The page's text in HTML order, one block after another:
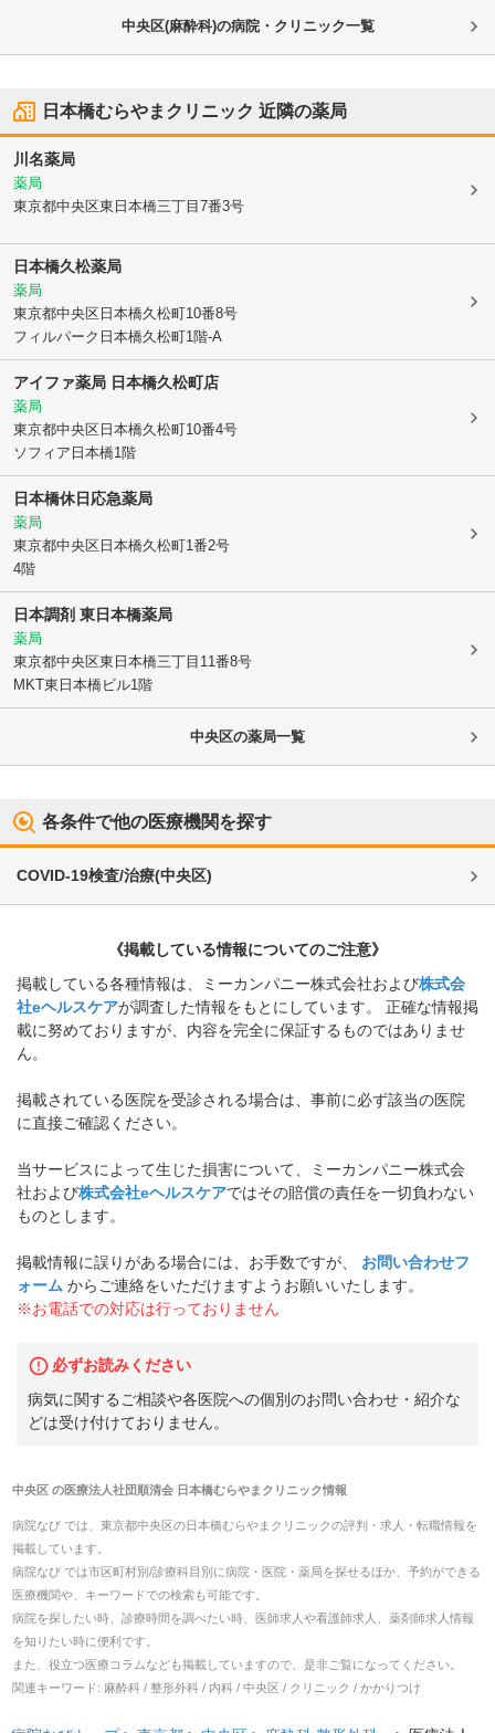
中央区(麻酔科)の病院・クリニック一覧
日本橋むらやまクリニック 近隣の薬局
川名薬局
薬局
東京都中央区東日本橋三丁目7番3号
日本橋久松薬局
薬局
東京都中央区 日本橋久松町10番8号
フィルパーク日本橋久松町1階-A
アイファ薬局 日本橋久松町店
薬局
東京都中央区 日本橋久松町10番4号
ソフィア日本橋1階
日本橋休日応急薬局
薬局
東京都中央区 日本橋久松町1番2号
4階
日本調剤 東日本橋薬局
薬局
東京都中央区東日本橋三丁目11番8号
MKT東日本橋ビル1階
中央区の薬局一覧
各条件で他の医療機関を探す
COVID-19検査/治療(中央区)
《掲載している情報についてのご注意》
掲載している各種情報は、ミーカンパニー株式会社および株式会
社eヘルスケアが調査した情報をもとにしています。 正確な情報掲
載に努めておりますが、内容を完全に保証するものではありませ
ん。
掲載されている医院を受診される場合は、事前に必ず該当の医院
に直接ご確認ください。
当サービスによって生じた損害について、ミーカンパニー株式会
社および株式会社eヘルスケアではその賠償の責任を一切負わない
ものとします。
掲載情報に誤りがある場合には、お手数ですが、
お問い合わせフ
ォーム からご連絡をいただけますようお願いいたします。
※お電話での対応は行っておりません
必ずお読みください
病気に関するご相談や各医院への個別のお問い合わせ・紹介な
どは受け付けておりません。
中央区の医療法人社団順清会 日本橋むらやまクリニック情報
病院なび では、 東京都中央区の日本橋むらやまクリニックの評判・求人・転職情報を
掲載しています。
病院なび では市区町村別/診療科目別に病院・医院・薬局を探せるほか、予約ができる
医療機関や、キーワードでの検索も可能です。
病院を探したい時、診療時間を調べたい時、医師求人や看護師求人、薬剤師求人情報
を知りたい時に便利です。
また、役立つ医療コラムなども掲載していますので、是非ご覧になってください。
関連キーワード: 麻酔科 / 整形外科 / 内科 / 中央区 / クリニック / かかりつけ